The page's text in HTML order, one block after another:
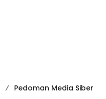
Pedoman Media Siber